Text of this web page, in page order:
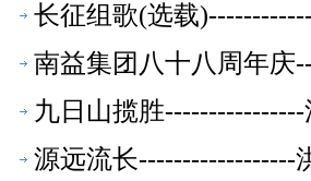
长征组歌(选载
南益集团八十八周年庆
九日山揽胜
源远流长------------------